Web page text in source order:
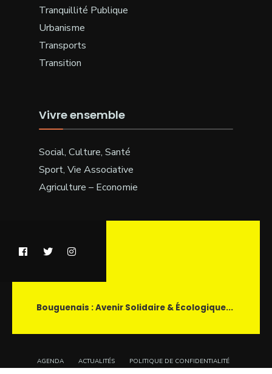
Tranquillité Publique
Urbanisme
Transports
Transition
Vivre ensemble
Social, Culture, Santé
Sport, Vie Associative
Agriculture – Economie
Bouguenais : Avenir Solidaire & Écologique...
AGENDA ACTUALITÉS POLITIQUE DE CONFIDENTIALITÉ